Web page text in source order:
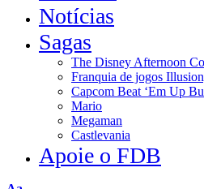
Notícias
Sagas
The Disney Afternoon
Franquia de jogos
Capcom Beat ‘Em Up
Mario
Megaman
Castlevania
Apoie o FDB